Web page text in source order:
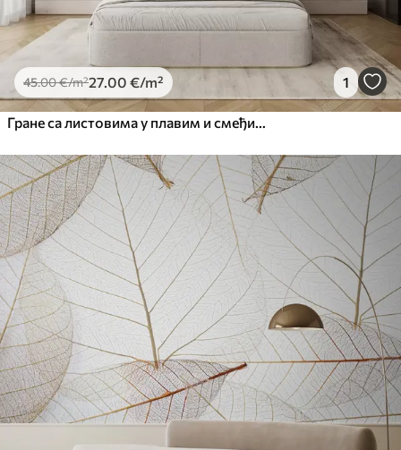
45.00€/m²27 .00 €/m² 1